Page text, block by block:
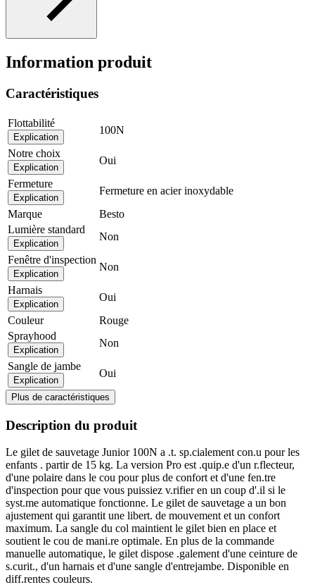
Information produit
Caractéristiques
Flottabilité
Explication
100N
Notre choix
Explication
Oui
Fermeture
Explication
Fermeture en acier inoxydable
Marque
Besto
Lumière standard
Explication
Non
Fenêtre d'inspection
Explication
Non
Harnais
Explication
Oui
Couleur
Rouge
Sprayhood
Explication
Non
Sangle de jambe
Explication
Oui
Plus de caractéristiques
Description du produit
Le gilet de sauvetage Junior 100N a .t. sp.cialement con.u pour les
enfants . partir de 15 kg. La version Pro est .quip.e d'un r.flecteur,
d'une polaire dans le cou pour plus de confort et d'une fen.tre
d'inspection pour que vous puissiez v.rifier en un coup d'.il si le
syst.me automatique fonctionne. Le gilet de sauvetage a un bon
ajustement qui garantit une libert. de mouvement et un confort
maximum. La sangle du col maintient le gilet bien en place et
soutient le cou de mani.re optimale. En plus de la commande
manuelle automatique, le gilet dispose .galement d'une ceinture de
s.curit., d'un harnais et d'une sangle d'entrejambe. Disponible en
diff.rentes couleurs.